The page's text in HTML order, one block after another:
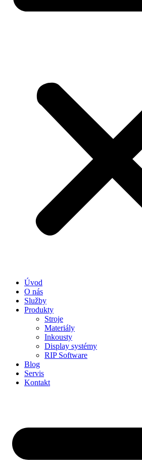
Úvod
O nás
Služby
Produkty
Stroje
Materiály
Inkousty
Display systémy
RIP Software
Blog
Servis
Kontakt